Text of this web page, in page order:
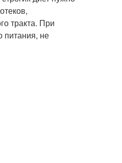
тракта. При
питания, не